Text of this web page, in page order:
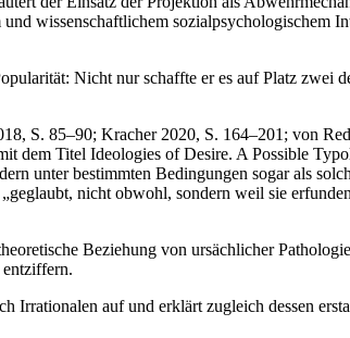
wissenschaftlichem sozialpsychologischem
Nicht nur schaffte er es auf Platz zwei
S. 85–90; Kracher 2020, S. 164–201; von
dem Titel Ideologies of Desire. A Possible
unter bestimmten Bedingungen sogar als
nicht obwohl, sondern weil sie
Beziehung von ursächlicher
Irrationalen auf und erklärt zugleich dessen